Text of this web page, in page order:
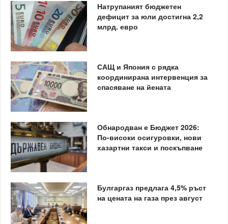
Натрупаният бюджетен
дефицит за юли достигна 2,2
млрд. евро
САЩ и Япония с рядка
координирана интервенция за
спасяване на йената
Обнародван е Бюджет 2026:
По-високи осигуровки, нови
хазартни такси и поскъпване
Булгаргаз предлага 4,5% ръст
на цената на газа през август